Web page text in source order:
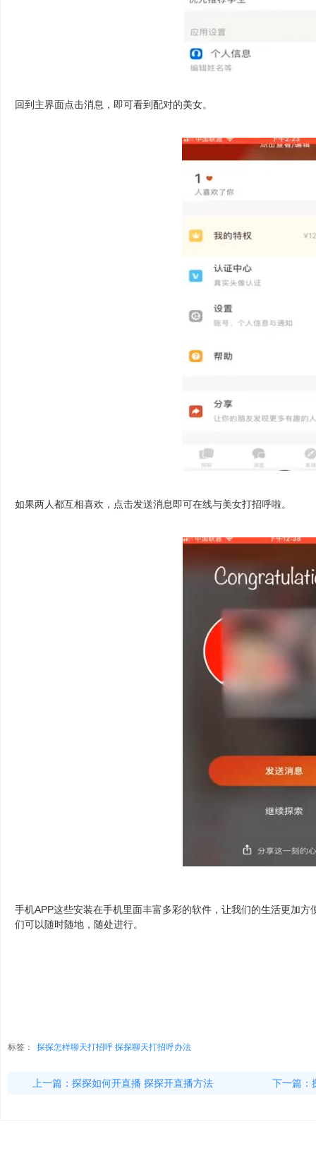
回到主界面点击消息，即可看到配对的美女。
如果两人都互相喜欢，点击发送消息即可在线与美女打招呼啦。
手机APP这些安装在手机里面丰富多彩的软件，让我们的生活更加
们可以随时随地，随处进行。
标签： 探探怎样聊天打招呼 探探聊天打招呼办法
上一篇： 探探如何开直播 探探开直播方法 下一篇：